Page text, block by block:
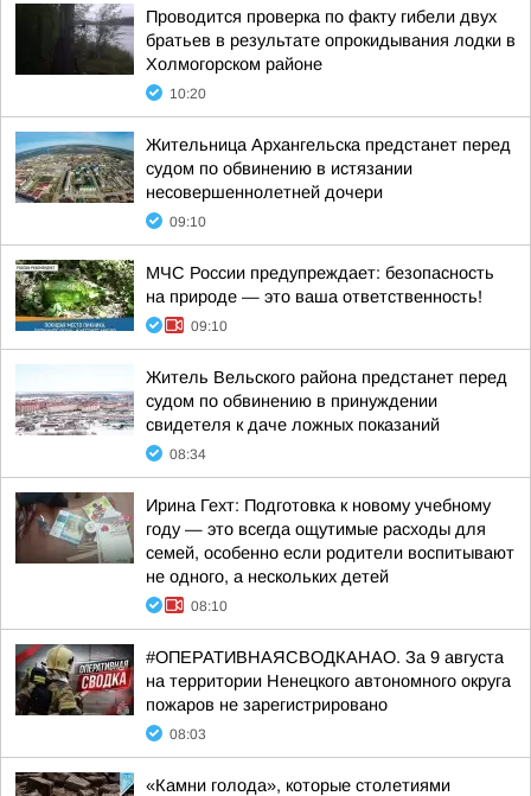
Проводится проверка по факту гибели двух
братьев в результате опрокидывания лодки в
Холмогорском районе
10:20
Жительница Архангельска предстанет перед
судом по обвинению в истязании
несовершеннолетней дочери
09:10
МЧС России предупреждает: безопасность
на природе — это ваша ответственность!
09:10
Житель Вельского района предстанет перед
судом по обвинению в принуждении
свидетеля к даче ложных показаний
08:34
Ирина Гехт: Подготовка к новому учебному
году — это всегда ощутимые расходы для
семей, особенно если родители воспитывают
не одного, а нескольких детей
08:10
#ОПЕРАТИВНАЯСВОДКАНАО. За 9 августа
на территории Ненецкого автономного округа
пожаров не зарегистрировано
08:03
«Камни голода», которые столетиями